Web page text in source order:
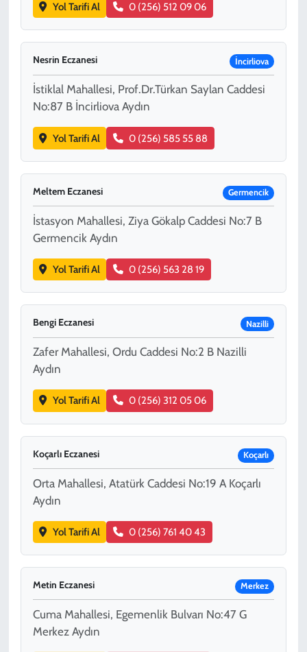
Yol Tarifi Al 0 (256) 512 09 06
Nesrin Eczanesi İncirliova
İstiklal Mahallesi, Prof.Dr.Türkan Saylan Caddesi
No:87 B İncirliova Aydın
Yol Tarifi Al 0 (256) 585 55 88
Meltem Eczanesi Germencik
İstasyon Mahallesi, Ziya Gökalp Caddesi No:7 B
Germencik Aydın
Yol Tarifi Al 0 (256) 563 28 19
Bengi Eczanesi Nazilli
Zafer Mahallesi, Ordu Caddesi No:2 B Nazilli
Aydın
Yol Tarifi Al 0 (256) 312 05 06
Koçarlı Eczanesi Koçarlı
Orta Mahallesi, Atatürk Caddesi No:19 A Koçarlı
Aydın
Yol Tarifi Al 0 (256) 761 40 43
Metin Eczanesi Merkez
Cuma Mahallesi, Egemenlik Bulvarı No:47 G
Merkez Aydın